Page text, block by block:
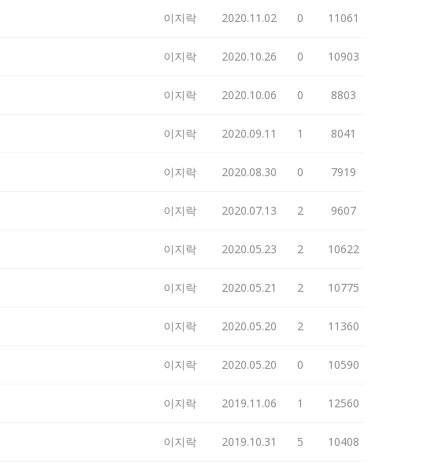
이지락 2020.11.02 0 11061
이지락 2020.10.26 0 10903
이지락 2020.10.06 0 8803
이지락 2020.09.11 1 8041
이지락 2020.08.30 0 7919
이지락 2020.07.13 2 9607
이지락 2020.05.23 2 10622
이지락 2020.05.21 2 10775
이지락 2020.05.20 2 11360
이지락 2020.05.20 0 10590
이지락 2019.11.06 1 12560
이지락 2019.10.31 5 10408